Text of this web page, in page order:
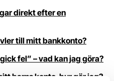
direkt efter en
till mitt bankkonto?
fel” – vad kan jag göra?
barns konto, hur gör jag?